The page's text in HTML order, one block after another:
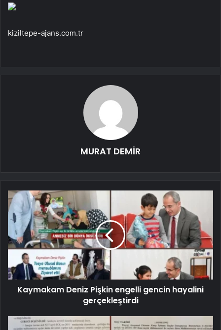
kiziltepe-ajans.com.tr
MURAT DEMİR
Kaymakam Deniz Pişkin engelli gencin hayalini
gerçekleştirdi